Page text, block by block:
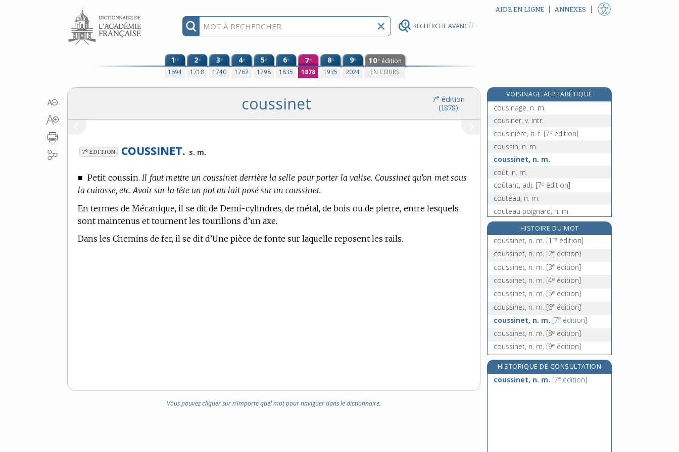
RECHERCHE AVANCÉE
Aller au contenu AIDE EN LIGNE ANNEXES
1re
1694
2e
1718
3e
1740
4e
1762
5e
1798
6e
1835
7e
1878
8e
1935
9e
2024
10e édition
EN COURS
7e édition
(1878)
coussinet
7e ÉDITION COUSSINET. s. m.
■Petit coussin. Il faut mettre un coussinet derrière la selle pour porter la valise. Coussinet qu’on met sous
la cuirasse, etc. Avoir sur la tête un pot au lait posé sur un coussinet.
Entermes de Mécanique, il se dit de Demi-cylindres, de métal, de bois ou de pierre, entre lesquels
sont maintenus et tournent les tourillons d’un axe.
Dans les Chemins de fer, il se dit d’Une pièce de fonte sur laquelle reposent les rails.
Vous pouvez cliquer sur n’importe quel mot pour naviguer dans le dictionnaire.
VOISINAGE ALPHABÉTIQUE
cousin [II], n. m.
cousinage, n. m.
cousiner, v. intr.
cousinière, n. f. [7e édition]
coussin, n. m.
coussinet, n. m.
coût, n. m.
coûtant, adj. [7e édition]
couteau, n. m.
couteau-poignard, n. m.
couteau-scie, n. m.
coutelas, n. m.
coutelier, -ière, n.
coutelière, n. f.
[7 édition]
coutellerie, n. f.
HISTOIRE DU MOT
coussinet, n. m. [1 re édition]
coussinet, n. m. [2e édition]
coussinet, n. m. [3e édition]
coussinet, n. m. [4e édition]
coussinet, n. m. [5e édition]
coussinet, n. m. [6e édition]
coussinet, n. m. [7e édition]
coussinet, n. m. [8e édition]
coussinet, n. m. [9e édition]
HISTORIQUE DE CONSULTATION
coussinet, n. m. [7e édition]